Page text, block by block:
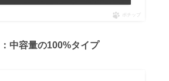
ポチップ
中容量の100%タイプ